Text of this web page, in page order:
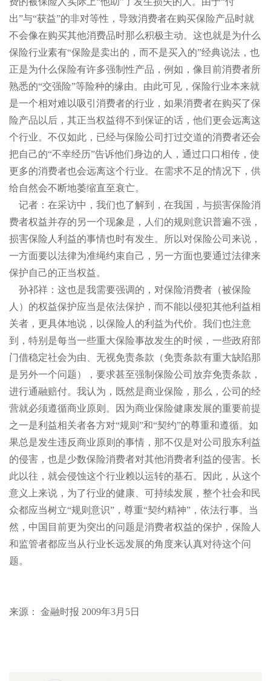
出”与“获益”的非对等性，导致消费者在购买保险产品时就
不会像在购买其他消费品时那么积极主动。这也就是为什么
保险行业素有“保险是卖出的，而不是买入的”经典说法，也
正是为什么保险有许多强制性产品，例如，像目前消费者所
熟悉的“交强险”等险种的缘由。由此可见，保险行业本来就
是一个相对难以吸引消费者的行业，如果消费者在购买了保
险产品以后，其正当权益得不到保证的话，他们更会远离这
个行业。不仅如此，已经与保险公司打过交道的消费者还会
把自己的“不幸经历”告诉他们身边的人，通过口口相传，使
更多的消费者也会远离这个行业。在需求不足的情况下，供
给自然会不断地萎缩直至衰亡。
记者：在采访中，我们也了解到，在我国，与损害保险消
费者权益并存的另一个现象是，人们的规则意识普遍不强，
损害保险人利益的事情也时有发生。所以对保险公司来说，
一方面要以法律为准绳约束自己，另一方面也要通过法律来
保护自己的正当权益。
孙祁祥：这也是我需要强调的，对保险消费者（被保险
人）的权益保护应当是依法保护，而不能以侵犯其他利益相
关者，更具体地说，以保险人的利益为代价。我们也注意
到，特别是每当一些重大保险事故发生的时候，一些政府部
门借稳定社会为由、无视免责条款（免责条款有重大缺陷那
是另外一个问题），要求甚至强制保险公司放弃免责条款，
进行通融赔付。我认为，既然是商业保险，那么，公司的经
营就必须遵循商业原则。因为商业保险健康发展的重要前提
之一是利益相关者各方对“规则”和“契约”的尊重和遵循。如
果总是发生违反商业原则的事情，那不仅是对公司股东利益
的侵害，也是少数保险消费者对其他消费者利益的侵害。长
此以往，就会侵蚀这个行业赖以运转的基石。因此，从这个
意义上来说，为了行业的健康、可持续发展，整个社会和民
众都应当树立“规则意识”，尊重“契约精神”，依法行事。当
然，中国目前更为突出的问题是消费者权益的保护，保险人
和监管者都应当从行业长远发展的角度来认真对待这个问
题。
来源： 金融时报 2009年3月5日